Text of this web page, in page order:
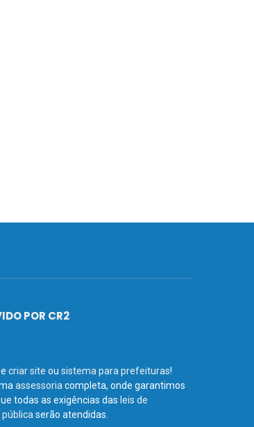
POR CR2
criar site ou sistema para prefeituras!
assessoria completa, onde garantimos
todas as exigências das leis de
serão atendidas.